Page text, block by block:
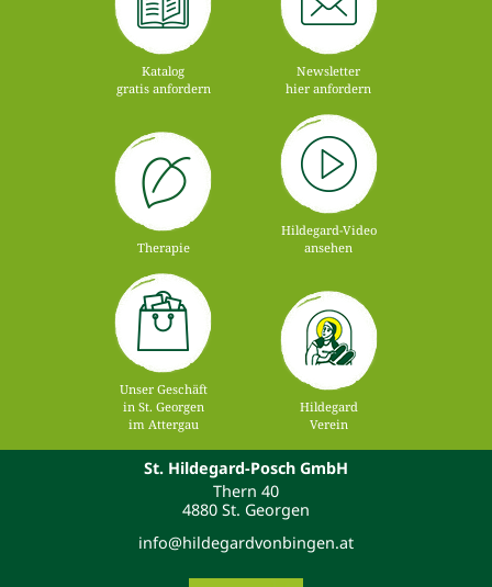
Katalog
gratis anfordern
Newsletter
hier anfordern
Therapie
Hildegard-Video
ansehen
Unser Geschäft
in St. Georgen
im Attergau
Hildegard
Verein
St. Hildegard-Posch GmbH
Thern 40
4880 St. Georgen
info@hildegardvonbingen.at